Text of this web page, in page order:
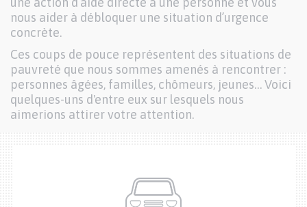
nous aider à débloquer une situation d’urgence
concrète.
Ces coups de pouce représentent des situations de
pauvreté que nous sommes amenés à rencontrer :
personnes âgées, familles, chômeurs, jeunes… Voici
quelques-uns d'entre eux sur lesquels nous
aimerions attirer votre attention.